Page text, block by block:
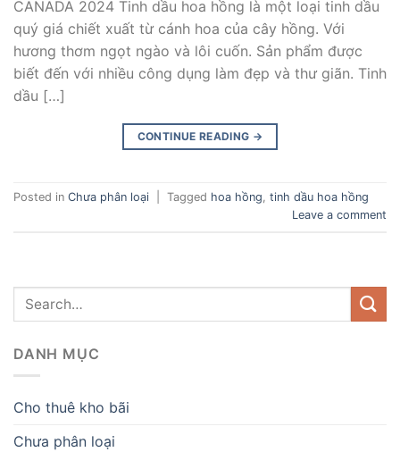
CANADA 2024 Tinh dầu hoa hồng là một loại tinh dầu
quý giá chiết xuất từ cánh hoa của cây hồng. Với
hương thơm ngọt ngào và lôi cuốn. Sản phẩm được
biết đến với nhiều công dụng làm đẹp và thư giãn. Tinh
dầu […]
CONTINUE READING →
Posted in Chưa phân loại Tagged hoa hồng, tinh dầu hoa hồng
Leave a comment
DANH MỤC
Cho thuê kho bãi
Chưa phân loại